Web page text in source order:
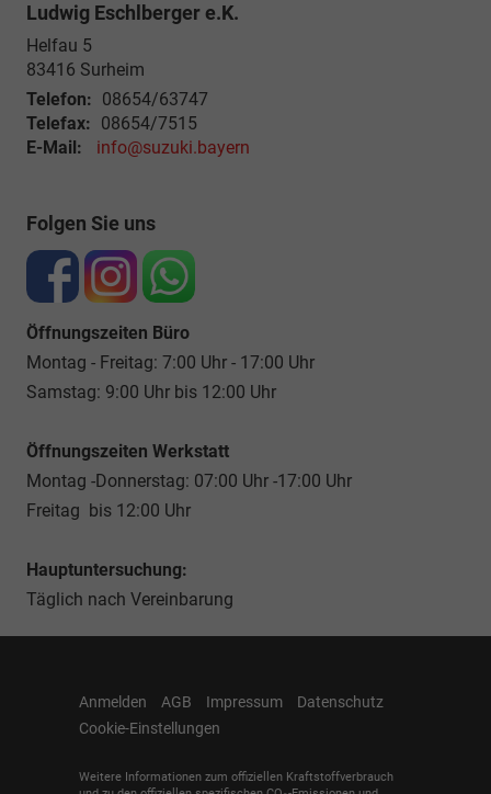
Ludwig Eschlberger e.K.
Helfau 5
83416 Surheim
Telefon: 08654/63747
Telefax: 08654/7515
E-Mail:
info@suzuki.bayern
Folgen Sie uns
Öffnungszeiten Büro
Montag - Freitag: 7:00 Uhr - 17:00 Uhr
Samstag: 9:00 Uhr bis 12:00 Uhr
Öffnungszeiten Werkstatt
Montag -Donnerstag: 07:00 Uhr -17:00 Uhr
Freitag bis 12:00 Uhr
Hauptuntersuchung:
Täglich nach Vereinbarung
Anmelden AGB Impressum
Datenschutz
Cookie-Einstellungen
Weitere Informationen zum offiziellen Kraftstoffverbrauch